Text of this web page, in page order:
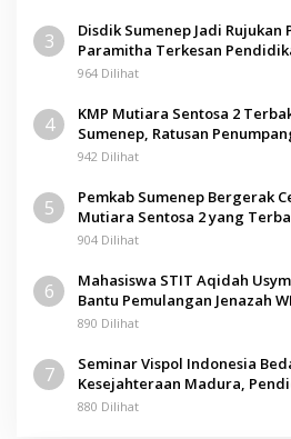
3
Disdik Sumenep Jadi Rujukan
Paramitha Terkesan
964 Dilihat
4
KMP Mutiara Sentosa 2
Sumenep, Ratusan
942 Dilihat
5
Pemkab Sumenep Bergerak
Mutiara Sentosa 2 yang
904 Dilihat
6
Mahasiswa STIT Aqidah
Bantu Pemulangan Jenazah
890 Dilihat
7
Seminar Vispol Indonesia
Kesejahteraan Madura,
Kunci
880 Dilihat